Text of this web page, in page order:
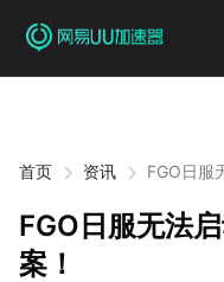
首页 资讯 FGO日服
FGO日服无法
案！